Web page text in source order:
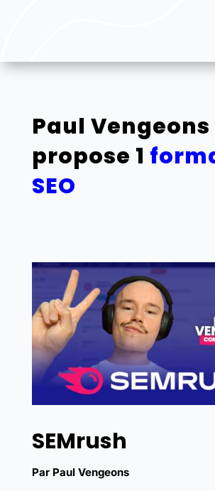
Paul Vengeons
propose 1
SEO
SEMrush
Par Paul Vengeons